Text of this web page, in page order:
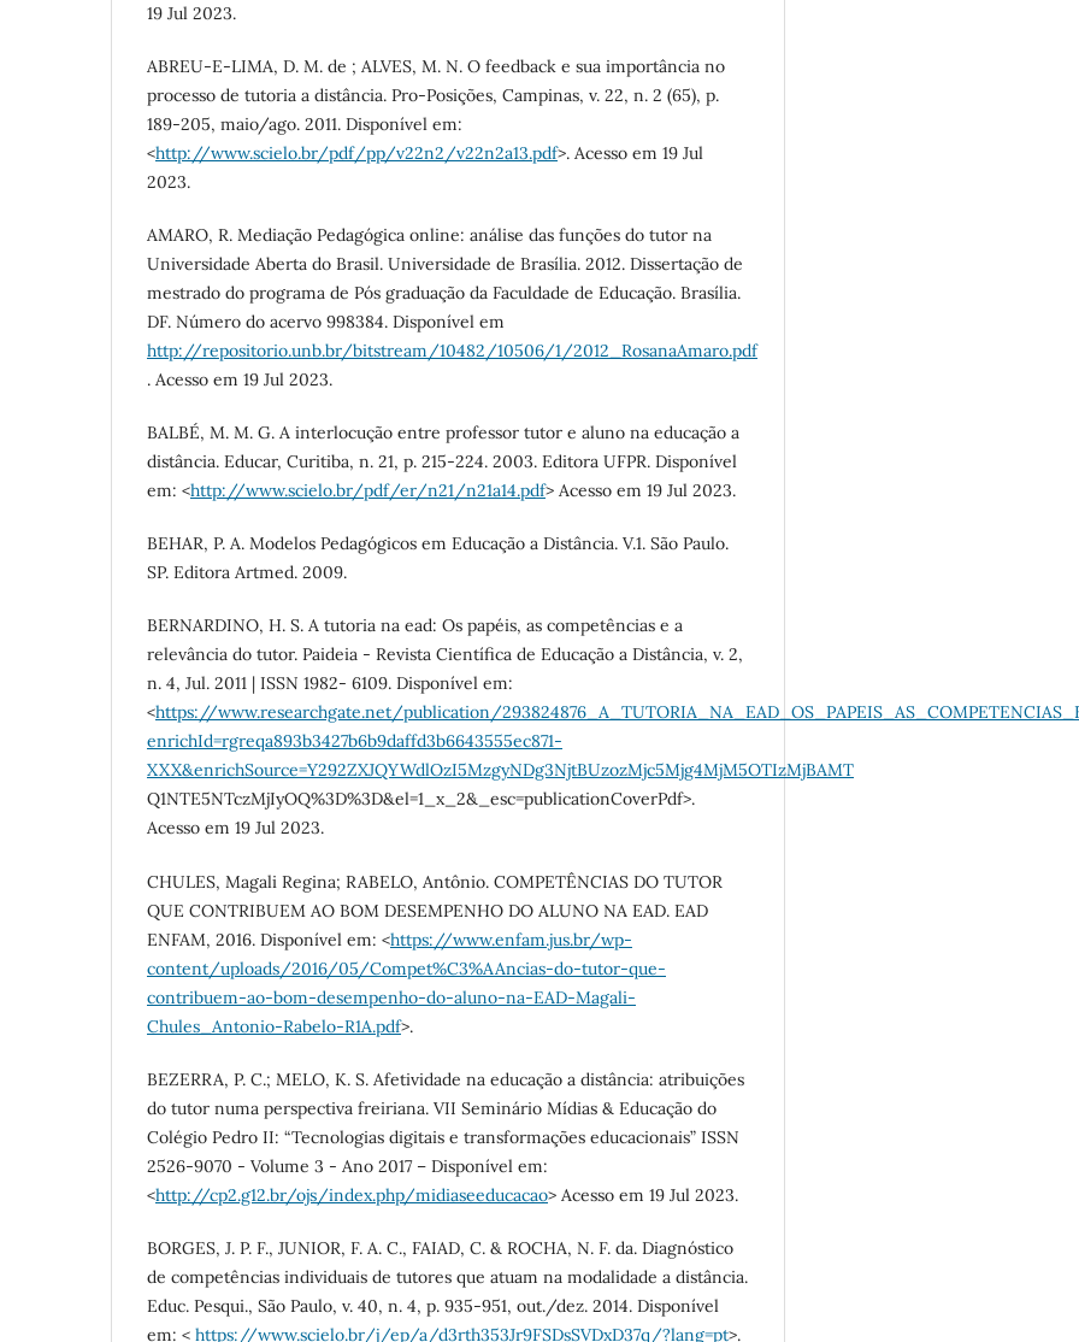
19 Jul 2023.
ABREU-E-LIMA, D. M. de ; ALVES, M. N. O feedback e sua importância no
processo de tutoria a distância. Pro-Posições, Campinas, v. 22, n. 2 (65), p.
189-205, maio/ago. 2011. Disponível em:
<http://www.scielo.br/pdf/pp/v22n2/v22n2a13.pdf>. Acesso em 19 Jul
2023.
AMARO, R. Mediação Pedagógica online: análise das funções do tutor na
Universidade Aberta do Brasil. Universidade de Brasília. 2012. Dissertação de
mestrado do programa de Pós graduação da Faculdade de Educação. Brasília.
DF. Número do acervo 998384. Disponível em
http://repositorio.unb.br/bitstream/10482/10506/1/2012_RosanaAmaro.pdf
. Acesso em 19 Jul 2023.
BALBÉ, M. M. G. A interlocução entre professor tutor e aluno na educação a
distância. Educar, Curitiba, n. 21, p. 215-224. 2003. Editora UFPR. Disponível
em: <http://www.scielo.br/pdf/er/n21/n21a14.pdf> Acesso em 19 Jul 2023.
BEHAR, P. A. Modelos Pedagógicos em Educação a Distância. V.1. São Paulo.
SP. Editora Artmed. 2009.
BERNARDINO, H. S. A tutoria na ead: Os papéis, as competências e a
relevância do tutor. Paideia - Revista Científica de Educação a Distância, v. 2,
n. 4, Jul. 2011 | ISSN 1982- 6109. Disponível em:
<https://www.researchgate.net/publication/
enrichId=rgreqa893b3427b6b9daffd3b6643555ec871-
XXX&enrichSource=Y292ZXJQYWdlOzI5MzgyNDg3NjtBUzozMjc5Mjg4MjM5OTIzMjBAMT
Q1NTE5NTczMjIyOQ%3D%3D&el=1_x_2&_esc=publicationCoverPdf>.
Acesso em 19 Jul 2023.
CHULES, Magali Regina; RABELO, Antônio. COMPETÊNCIAS DO TUTOR
QUE CONTRIBUEM AO BOM DESEMPENHO DO ALUNO NA EAD. EAD
ENFAM, 2016. Disponível em: <https://www.enfam.jus.br/wp-
content/uploads/2016/05/Compet%C3%AAncias-do-tutor-que-
contribuem-ao-bom-desempenho-do-aluno-na-EAD-Magali-
Chules_Antonio-Rabelo-R1A.pdf>.
BEZERRA, P. C.; MELO, K. S. Afetividade na educação a distância: atribuições
do tutor numa perspectiva freiriana. VII Seminário Mídias & Educação do
Colégio Pedro II: “Tecnologias digitais e transformações educacionais” ISSN
2526-9070 - Volume 3 - Ano 2017 – Disponível em:
<http://cp2.g12.br/ojs/index.php/midiaseeducacao> Acesso em 19 Jul 2023.
BORGES, J. P. F., JUNIOR, F. A. C., FAIAD, C. & ROCHA, N. F. da. Diagnóstico
de competências individuais de tutores que atuam na modalidade a distância.
Educ. Pesqui., São Paulo, v. 40, n. 4, p. 935-951, out./dez. 2014. Disponível
em: < https://www.scielo.br/j/ep/a/d3rth353Jr9FSDsSVDxD37q/?lang=pt>.